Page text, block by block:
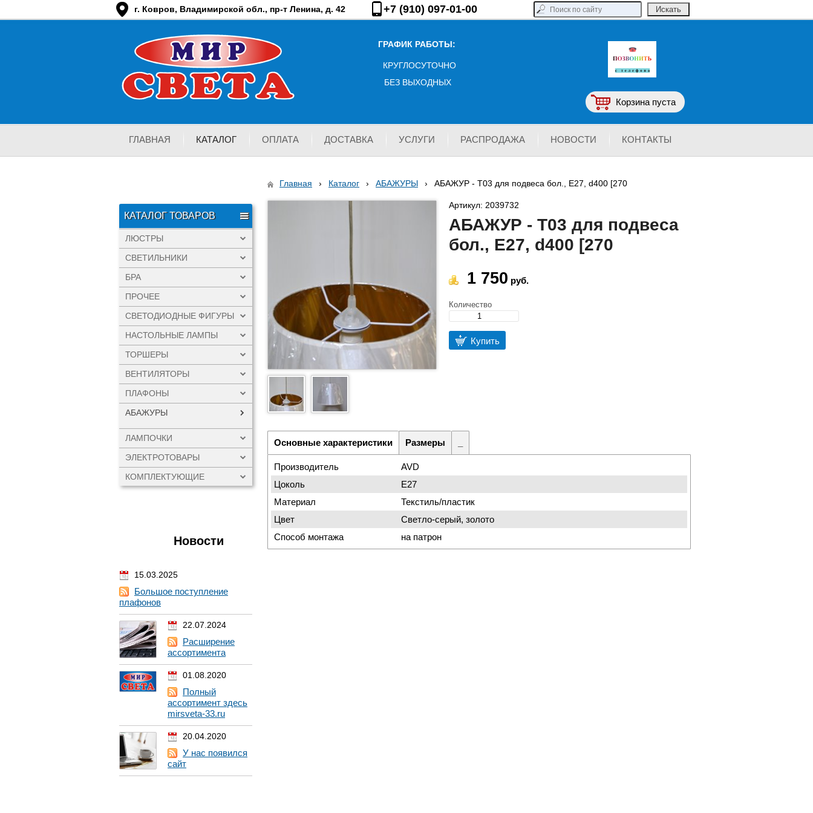
Корзина пуста
+7 (910) 097-01-00
г. Ковров, Владимирской обл., пр-т Ленина, д. 42
ГРАФИК РАБОТЫ:
КРУГЛОСУТОЧНО
БЕЗ ВЫХОДНЫХ
ГЛАВНАЯ КАТАЛОГ ОПЛАТА ДОСТАВКА УСЛУГИ РАСПРОДАЖА НОВОСТИ КОНТАКТЫ
КАТАЛОГ ТОВАРОВ
ЛЮСТРЫ
СВЕТИЛЬНИКИ
БРА
ПРОЧЕЕ
СВЕТОДИОДНЫЕ ФИГУРЫ
НАСТОЛЬНЫЕ ЛАМПЫ
ТОРШЕРЫ
ВЕНТИЛЯТОРЫ
ПЛАФОНЫ
АБАЖУРЫ
ЛАМПОЧКИ
ЭЛЕКТРОТОВАРЫ
КОМПЛЕКТУЮЩИЕ
Новости
15.03.2025
Большое поступление
плафонов
22.07.2024
Расширение
ассортимента
01.08.2020
Полный
ассортимент здесь
mirsveta-33.ru
20.04.2020
У нас появился
сайт
Главная › Каталог › АБАЖУРЫ › АБАЖУР - T03 для подвеса бол., Е27, d400 [270
Артикул: 2039732
АБАЖУР - T03 для подвеса
бол., Е27, d400 [270
1 750 руб.
Количество
Купить
Основные характеристики Размеры
Производитель
AVD
Цоколь
Е27
Материал
Текстиль/пластик
Цвет
Светло-серый, золото
Способ монтажа
на патрон